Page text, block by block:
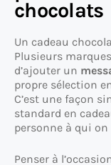
chocolats
Un cadeau
Plusieurs
d’ajouter un
propre sélection
C’est une façon
standard en
personne à qui on
Penser à